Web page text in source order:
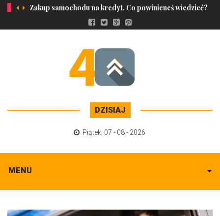
Zakup samochodu na kredyt. Co powinieneś wiedzieć?
DZISIAJ
Piątek 07 - 08 - 2026
MENU